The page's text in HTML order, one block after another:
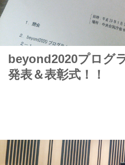
beyond2020プログ
発表＆表彰式！！